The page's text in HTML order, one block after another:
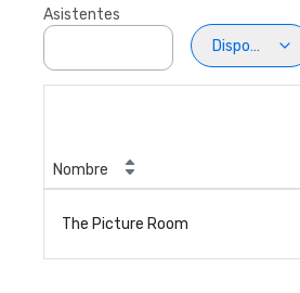
Asistentes
Disposiciön
Nombre
The Picture Room